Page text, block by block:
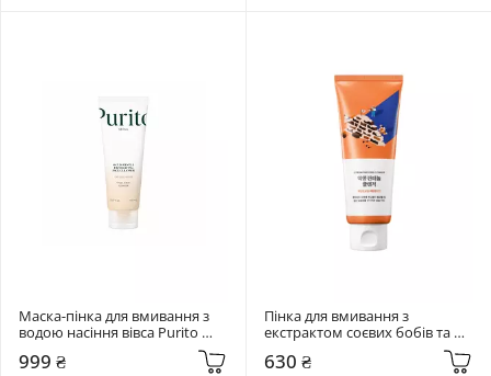
Маска-пінка для вмивання з
водою насіння вівса Purito
Exfoliating Face Cleanser
999 ₴
Пінка для вмивання з
екстрактом соєвих бобів та
пантенолом Round Lab 150 мл
Soybean Panthenol Cleanser
630 ₴